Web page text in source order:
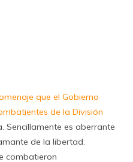
que el Gobierno
de la División
Sencillamente es aberrante
de la libertad.
combatieron